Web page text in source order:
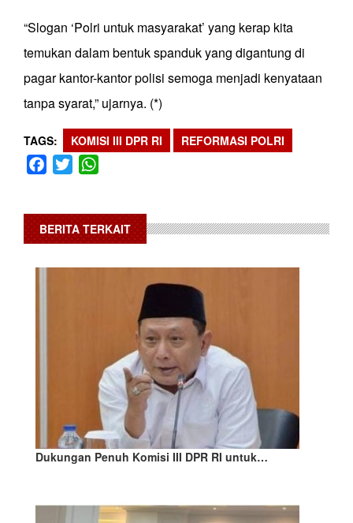
“Slogan ‘Polri untuk masyarakat’ yang kerap kita
temukan dalam bentuk spanduk yang digantung di
pagar kantor-kantor polisi semoga menjadi kenyataan
tanpa syarat,” ujarnya. (*)
TAGS KOMISI III DPR RI REFORMASI POLRI
Facebook
Twitter
BERITA TERKAIT
Dukungan Penuh Komisi III DPR RI untuk…